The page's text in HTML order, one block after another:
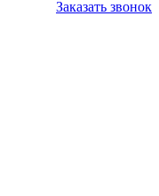
Заказать звонок